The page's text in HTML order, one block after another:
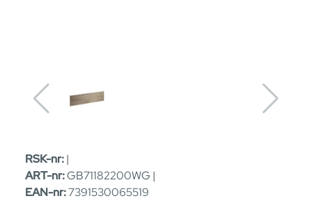
RSK-nr:|
ART-nr:GB71182200WG |
EAN-nr:7391530065519